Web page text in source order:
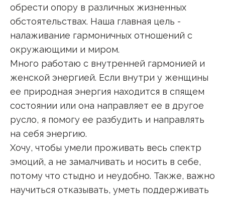
обрести опору в различных жизненных
обстоятельствах. Наша главная цель -
налаживание гармоничных отношений с
окружающими и миром.
Много работаю с внутренней гармонией и
женской энергией. Если внутри у женщины
ее природная энергия находится в спящем
состоянии или она направляет ее в другое
русло, я помогу ее разбудить и направлять
на себя энергию.
Хочу, чтобы умели проживать весь спектр
эмоций, а не замалчивать и носить в себе,
потому что стыдно и неудобно. Также, важно
научиться отказывать, уметь поддерживать